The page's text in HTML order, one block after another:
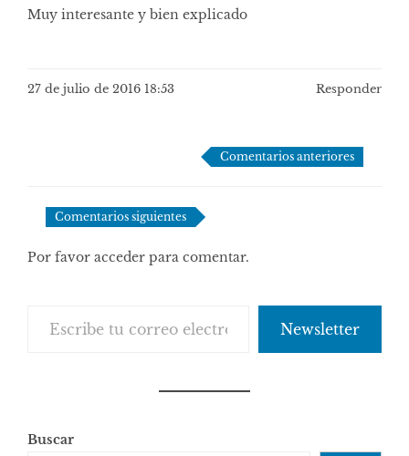
Muy interesante y bien explicado
27 de julio de 2016 18:53 Responder
comentarios
Comentarios anteriores
Comentarios siguientes
Por favor acceder para comentar.
Newsletter
Buscar